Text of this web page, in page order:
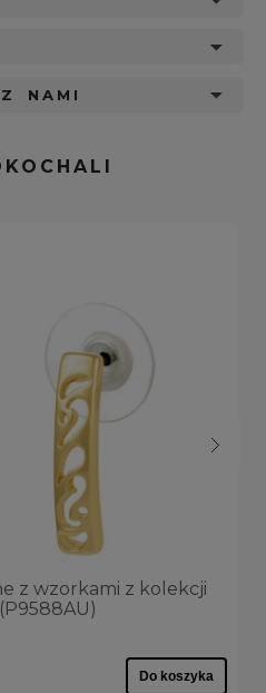
NAMI
z wzorkami z kolekcji
Do koszyka